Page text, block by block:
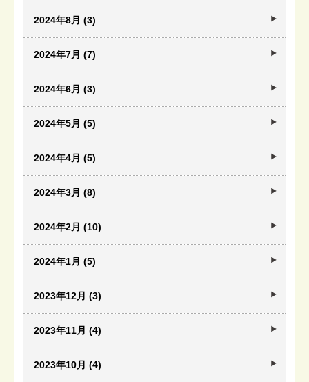
2024年8月 (3)
2024年7月 (7)
2024年6月 (3)
2024年5月 (5)
2024年4月 (5)
2024年3月 (8)
2024年2月 (10)
2024年1月 (5)
2023年12月 (3)
2023年11月 (4)
2023年10月 (4)